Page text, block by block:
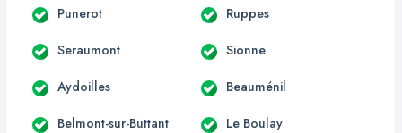
Punerot Ruppes
Seraumont Sionne
Aydoilles Beauménil
Belmont-sur-Buttant Le Boulay